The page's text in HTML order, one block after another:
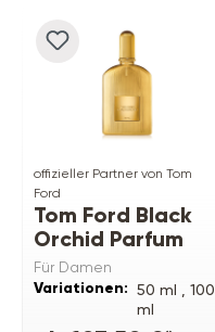
offizieller Partner von Tom
Ford
Tom Ford Black
Orchid Parfum
Für Damen
Variationen: 50 ml , 100
ml